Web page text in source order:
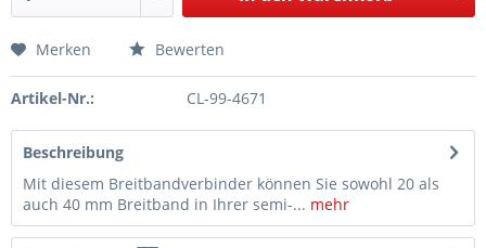
Merken Bewerten
Artikel-Nr.: CL-99-4671
Beschreibung
Mit diesem Breitbandverbinder können Sie sowohl 20 als
auch 40 mm Breitband in Ihrer semi-... mehr